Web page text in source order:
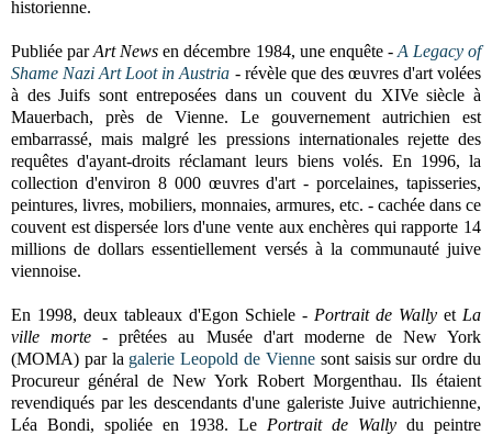
historienne.
Publiée parArt Newsen décembre 1984, une enquête - A Legacy of
Shame Nazi Art Loot in Austria -révèle que des œuvres d'art volées
à des Juifs sont entreposées dans un couvent du XIVe siècle à
Mauerbach, près de Vienne. Le gouvernement autrichien est
embarrassé, mais malgré les pressions internationales rejette des
requêtes d'ayant-droits réclamant leurs biens volés. En 1996, la
collection d'environ 8 000 œuvres d'art - porcelaines, tapisseries,
peintures, livres, mobiliers, monnaies, armures, etc. - cachée dans ce
couvent est dispersée lors d'une vente aux enchères qui rapporte 14
millions de dollars essentiellement versés à la communauté juive
viennoise.
En 1998, deux tableaux d'Egon Schiele - Portrait de Wally et La
ville morte - prêtées au Musée d'art moderne de New York
(MOMA) par la galerie Leopold de Viennesont saisis sur ordre du
Procureur général de New York Robert Morgenthau. Ils étaient
revendiqués par les descendants d'une galeriste Juive autrichienne,
Léa Bondi, spoliée en 1938. Le Portrait de Wally du peintre